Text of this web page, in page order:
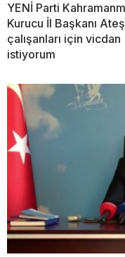
YENİ Parti
Kurucu İl Başkanı
çalışanları için vicdan
istiyorum